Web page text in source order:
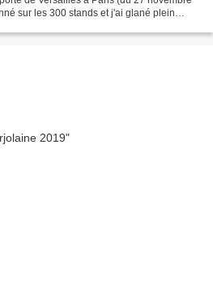
sur les 300 stands et j'ai glané plein